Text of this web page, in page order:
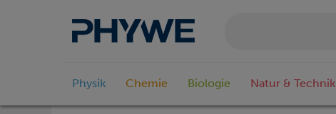
Physik Chemie Biologie Natur & Technik